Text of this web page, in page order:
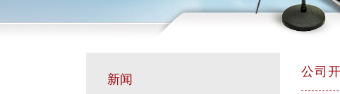
公司
新闻